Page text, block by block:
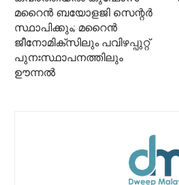
മറൈൻ ബയോളജി സെന്റർ
സ്ഥാപിക്കും; മറൈൻ
ജീനോമിക്സിലും പവിഴപ്പുറ്റ്
പുനഃസ്ഥാപനത്തിലും
ഊന്നൽ